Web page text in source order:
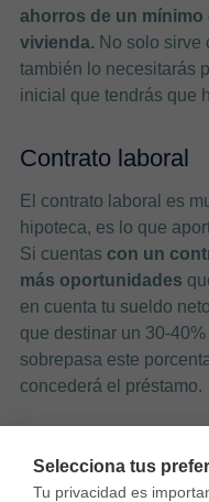
ahorros de un mínimo
vivienda. No solo sirve
también lo necesitarás
inicial que tendrás que
Contrato laboral
El contrato laboral es
hipoteca, es lo que
Si cuentas con un
más oportunidades
en cuenta tu sueldo
que destinar un 30-
sobrepasa este
concederá el préstamo.
hipoteca sin entrada?»]
Selecciona tus
Tu privacidad es